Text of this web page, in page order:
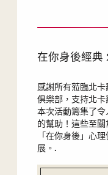
在你身後經典
感謝所有蒞臨北
俱樂部，支持北
本次活動籌集了令
的幫助！這些至
「在你身後」心
展。.